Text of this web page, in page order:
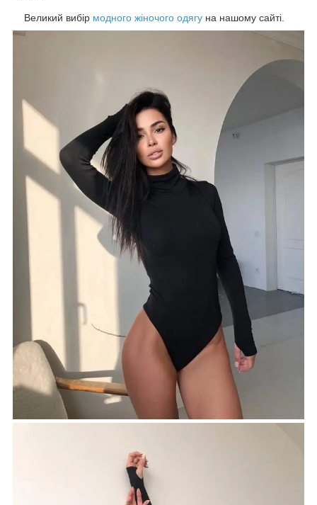
Великий вибір модного жіночого одягу на нашому сайті.